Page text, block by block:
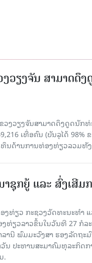
ວຽງຈັນ ສາມາດດຶ
ວງວຽງຈັນສາມາດດຶງດູດນັກ
ເທື່ອຄົນ (ບັນລຸໄດ້ 98%
ທຶນດ້ານການທ່ອງທ່ຽວລວມ
ຊຸກຍູ້ ແລະ ສົ່ງເສີມ
ທ່ຽວ ກະຊວງວັດທະນະທຳ
ທ່ຽວລາວຂຶ້ນໃນວັນທີ 27 ກໍ
ານີ ພົມມະວົງສາ ຮອງລັດຖ
ນ ປະທານສະມາຄົມທຸລະກິດ
.